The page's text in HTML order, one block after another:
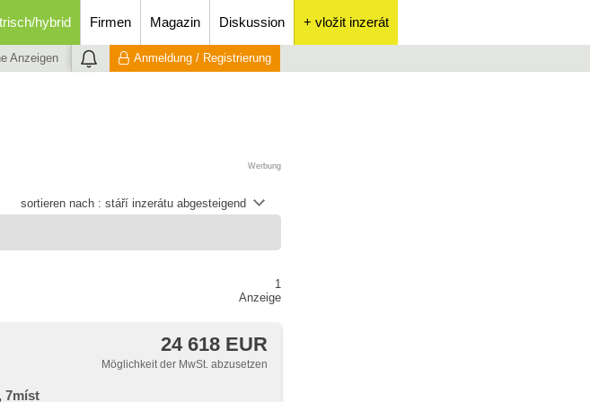
hybrid Firmen Magazin Diskussion + vložit inzerát
Anzeigen Anmeldung / Registrierung
Werbung
sortieren nach : stáří inzerátu abgesteigend
1
Anzeige
24 618 EUR
Möglichkeit der MwSt. abzusetzen
7míst